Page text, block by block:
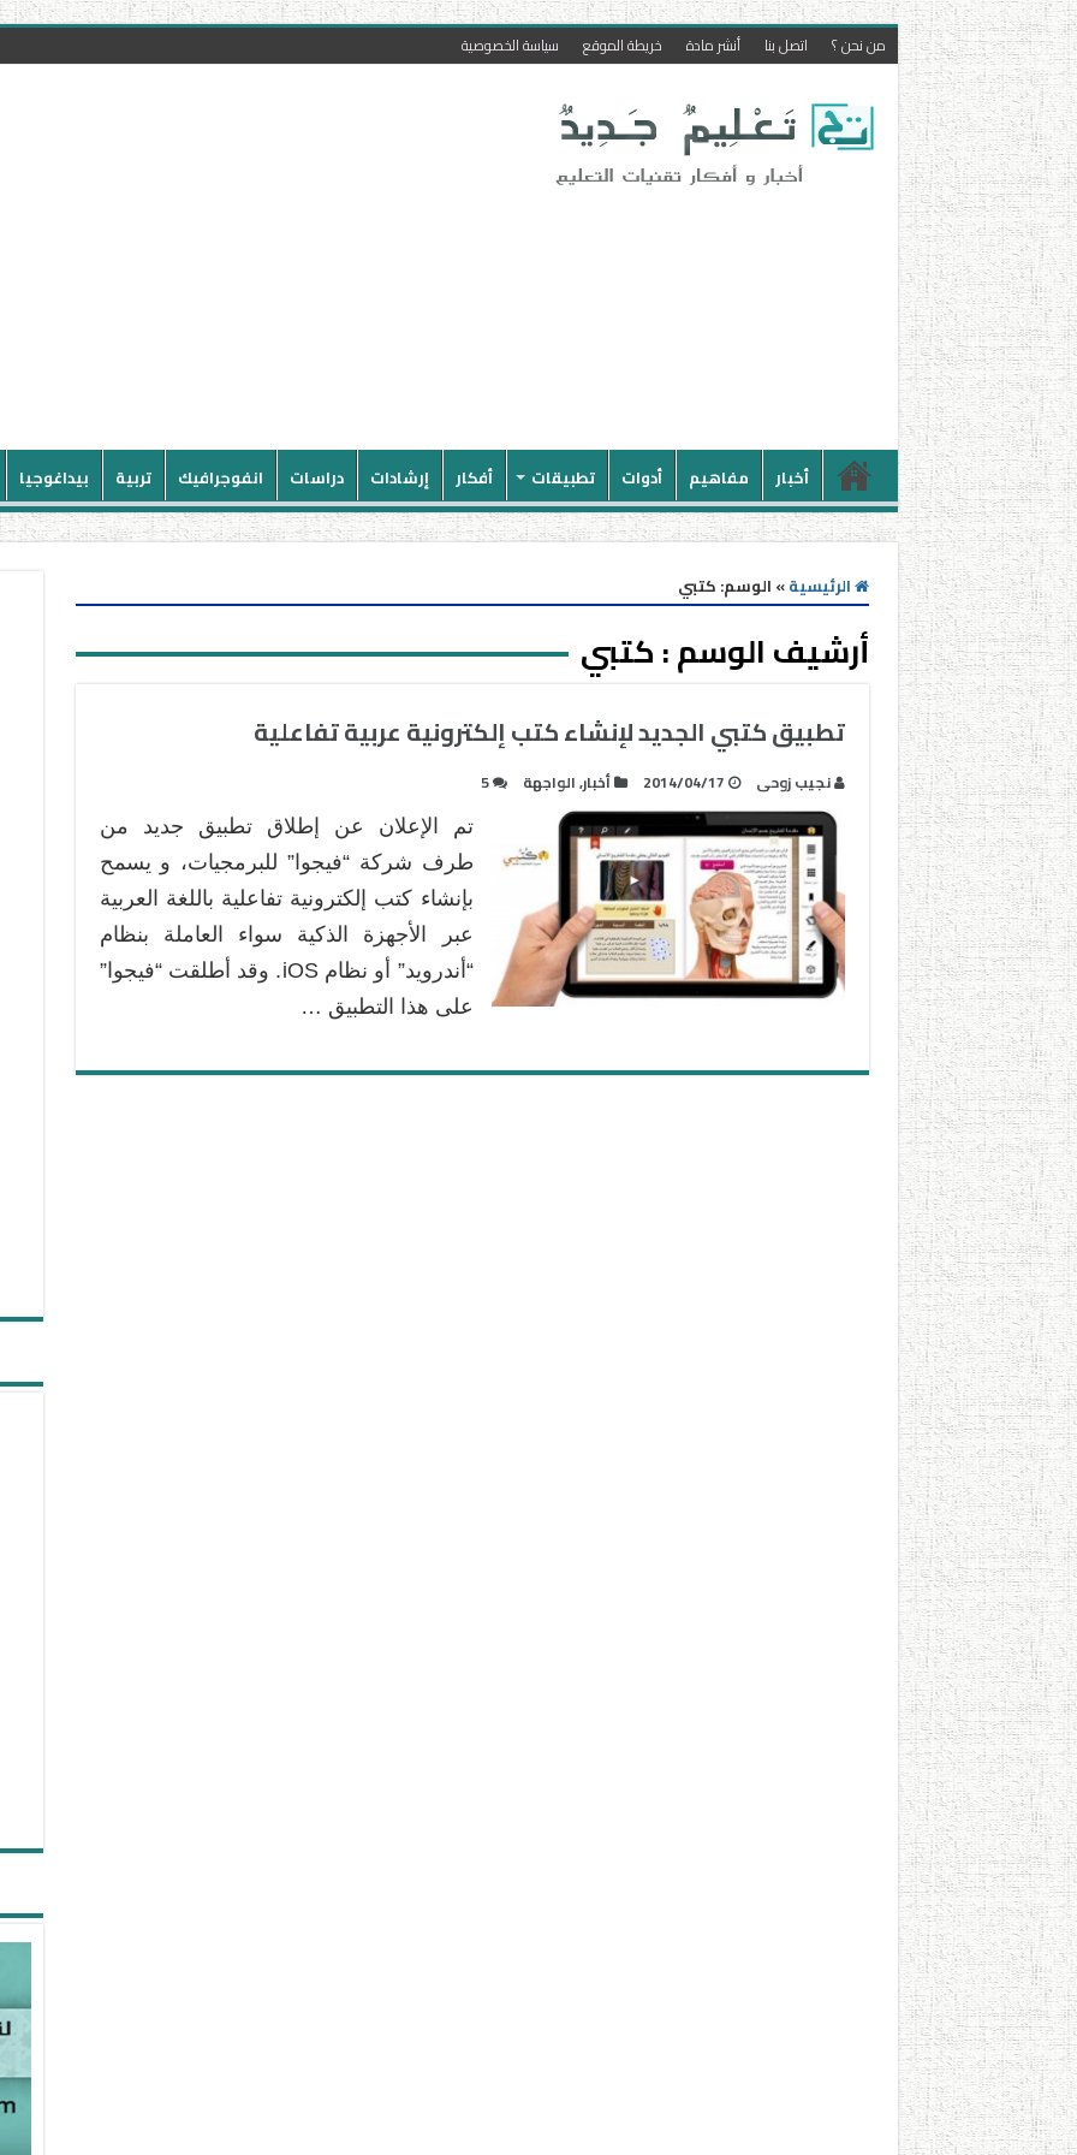
من نحن ؟ اتصل بنا أنشر مادة خريطة الموقع سياسة الخصوصية
أخبار مفاهيم أدوات تطبيقات أفكار إرشادات دراسات انفوجرافيك تربية بيداغوجيا
الرئيسية» الوسم: كتبي
أرشيف الوسم :كتبي
تطبيق كتبي الجديد لإنشاء كتب إلكترونية عربية تفاعلية
نجيب زوحى 2014/04/17 أخبار,الواجهة 5
تم الإعلان عن إطلاق تطبيق جديد من
طرف شركة “فيجوا” للبرمجيات، و يسمح
بإنشاء كتب إلكترونية تفاعلية باللغة العربية
عبر الأجهزة الذكية سواء العاملة بنظام
“أندرويد” أو نظام iOS. وقد أطلقت “فيجوا”
على هذا التطبيق …